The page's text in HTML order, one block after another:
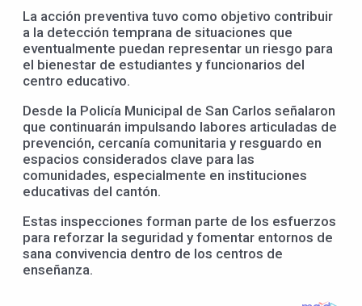
La acción preventiva tuvo como objetivo contribuir
a la detección temprana de situaciones que
eventualmente puedan representar un riesgo para
el bienestar de estudiantes y funcionarios del
centro educativo.
Desde la Policía Municipal de San Carlos señalaron
que continuarán impulsando labores articuladas de
prevención, cercanía comunitaria y resguardo en
espacios considerados clave para las
comunidades, especialmente en instituciones
educativas del cantón.
Estas inspecciones forman parte de los esfuerzos
para reforzar la seguridad y fomentar entornos de
sana convivencia dentro de los centros de
enseñanza.